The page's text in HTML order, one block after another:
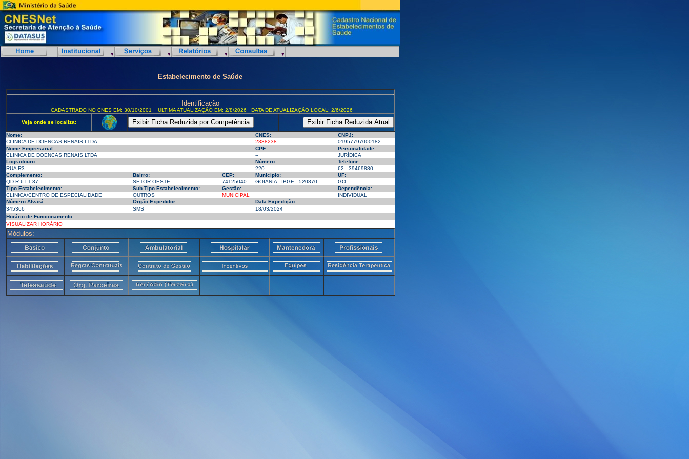
Estabelecimento de Saúde
Identificação
CADASTRADO NO CNES EM: 30/10/2001 ULTIMA ATUALIZAÇÃO EM: 2/8/2026 DATA DE ATUALIZAÇÃO LOCAL: 2/6/2026
Veja onde se localiza:
Nome: CNES:
CNPJ:
CLINICA DE DOENCAS RENAIS LTDA
2338238
01957797000182
Nome Empresarial:
CPF:
Personalidade:
CLINICA DE DOENCAS RENAIS LTDA
--
JURÍDICA
Logradouro:
Número:
Telefone:
RUA R3
220
62 - 39469880
Complemento:
Bairro: CEP: Município:
UF:
QD R 6 LT 37
SETOR OESTE 74125040 GOIANIA - IBGE - 520870
GO
Tipo Estabelecimento:
Sub Tipo Estabelecimento: Gestão:
Dependência:
CLINICA/CENTRO DE ESPECIALIDADE
OUTROS MUNICIPAL
INDIVIDUAL
Número Alvará:
Órgão Expedidor:
Data Expedição:
345366
SMS
18/03/2024
Horário de Funcionamento:
VISUALIZAR HORÁRIO
Módulos: